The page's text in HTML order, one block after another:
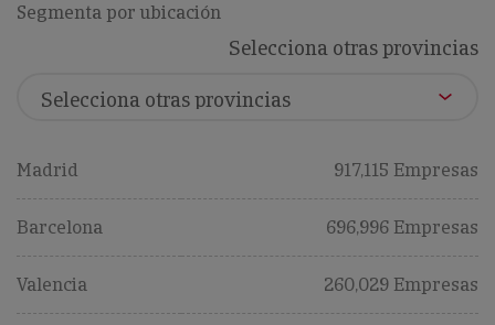
Segmenta por ubicación
Selecciona otras provincias
Madrid 917,115 Empresas
Barcelona 696,996 Empresas
Valencia 260,029 Empresas